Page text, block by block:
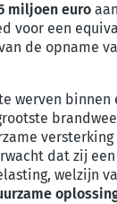
miljoen euro
voor een
de opname
werven
dat zij
welzijn